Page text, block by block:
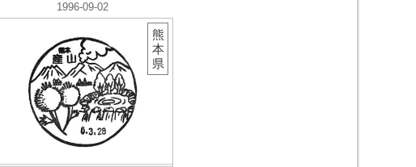
1996-09-02
熊
本
県